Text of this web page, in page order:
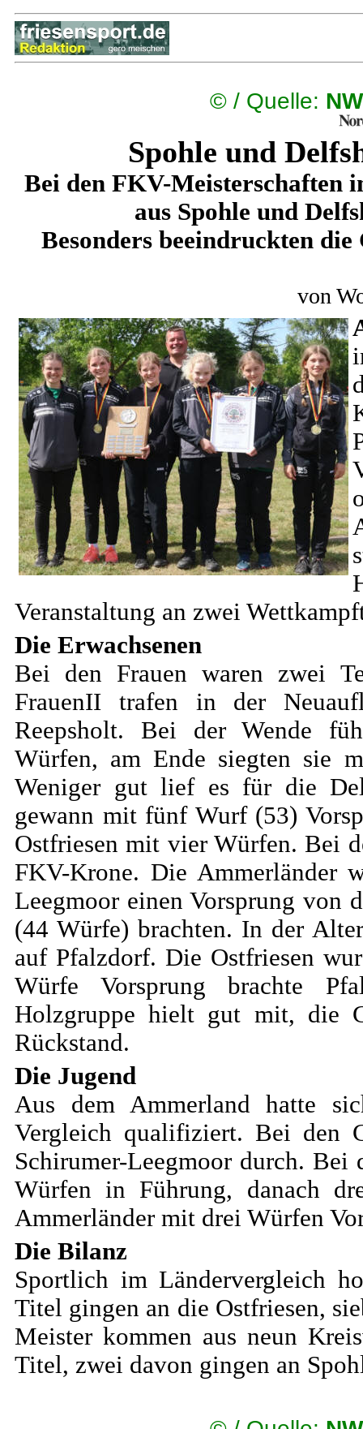
©/ Quelle:
Spohle und
Bei den FKV-Meisterschaften
aus Spohle und
Besonders beeindruckten
von
Veranstaltung an zwei
Die Erwachsenen
Bei den Frauen waren zwei
FrauenII trafen in der
Reepsholt. Bei der Wende
Würfen, am Ende siegten sie
Weniger gut lief es für die
gewann mit fünf Wurf (53)
Ostfriesen mit vier Würfen. Bei
FKV-Krone. Die Ammerländer
Leegmoor einen Vorsprung von
(44 Würfe) brachten. In der
auf Pfalzdorf. Die Ostfriesen
Würfe Vorsprung brachte
Holzgruppe hielt gut mit, die
Rückstand.
Die Jugend
Aus dem Ammerland hatte
Vergleich qualifiziert. Bei den
Schirumer-Leegmoor durch.
Würfen in Führung, danach
Ammerländer mit drei Würfen
Die Bilanz
Sportlich im Ländervergleich
Titel gingen an die Ostfriesen,
Meister kommen aus neun
Titel, zwei davon gingen an